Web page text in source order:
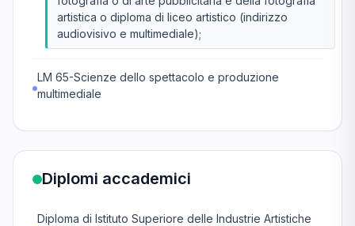
artistica o diploma di liceo artistico (indirizzo
audiovisivo e multimediale);
LM 65-Scienze dello spettacolo e produzione
multimediale
Diplomi accademici
Diploma di Istituto Superiore delle Industrie Artistiche